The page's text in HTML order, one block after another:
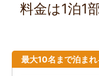
料金は1泊1
最大10名まで泊まれ